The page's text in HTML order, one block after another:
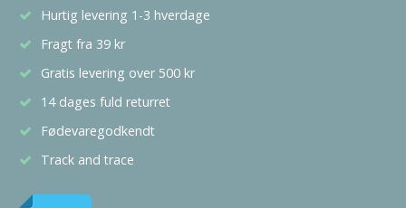
Hurtig levering 1-3 hverdage
Fragt fra 39 kr
Gratis levering over 500 kr
14 dages fuld returret
Fødevaregodkendt
Track and trace